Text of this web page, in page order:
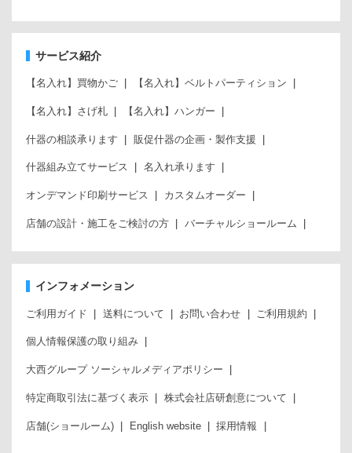
サービス紹介
【名入れ】買物かご 【名入れ】ベルトパーティション
【名入れ】さげ札 【名入れ】ハンガー
什器の相談承ります 販促什器の企画・製作支援
什器組み立てサービス 名入れ承ります
オンデマンド印刷サービス カスタムオーダー
店舗の設計・施工をご検討の方 バーチャルショールーム
インフォメーション
ご利用ガイド 送料について お問い合わせ ご利用規約
個人情報保護の取り組み
大西グループ ソーシャルメディアポリシー
特定商取引法に基づく表示 株式会社店研創意について
店舗(ショールーム) English website 採用情報